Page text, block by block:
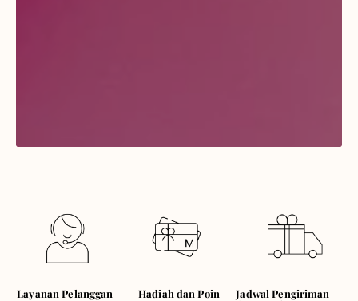
Layanan Pelanggan Hadiah dan Poin
Jadwal Pengiriman